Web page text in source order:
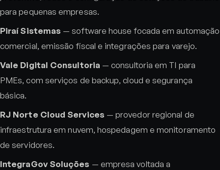
para pequenas empresas.
Piraí Sistemas — software house focada em automação
comercial, emissão fiscal e integrações para varejo.
Vale Digital Consultoria — consultoria em TI para
PMEs, com serviços de backup, cloud e segurança
básica.
RJ Norte Cloud Services — provedor regional de
infraestrutura em nuvem, hospedagem e monitoramento
de servidores.
IntegraGov Soluções — empresa voltada a